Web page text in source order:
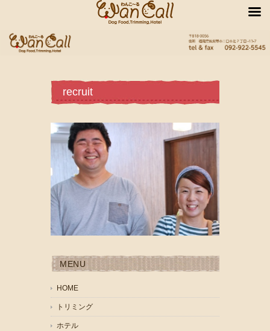
recruit
MENU
HOME
トリミング
ホテル